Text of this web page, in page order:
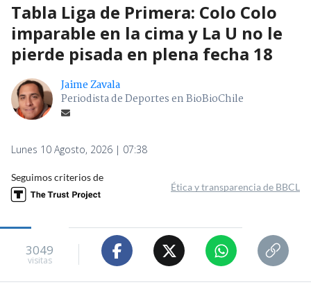
Tabla Liga de Primera: Colo Colo
imparable en la cima y La U no le
pierde pisada en plena fecha 18
Jaime Zavala
Periodista de Deportes en BioBioChile
Lunes 10 Agosto, 2026 | 07:38
Seguimos criterios de
Ética y transparencia de BBCL
3049
visitas